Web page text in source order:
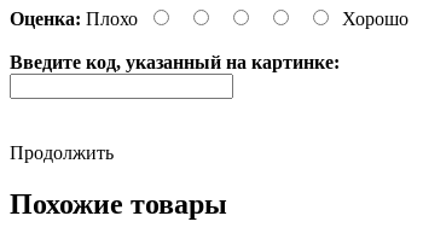
Оценка: Плохо Хорошо
Введите код, указанный на картинке:
Продолжить
Похожие товары